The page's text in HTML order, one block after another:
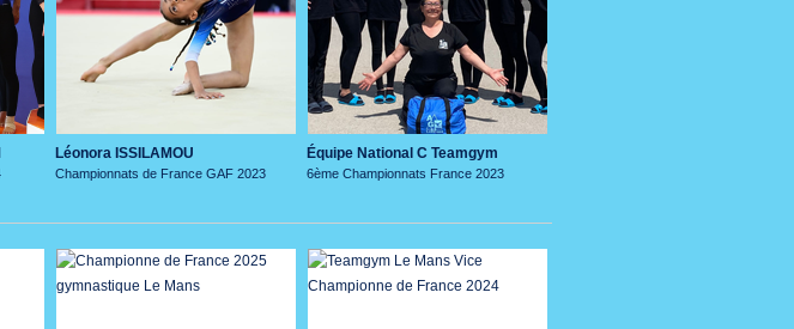
Léonora ISSILAMOU
Championnats de France GAF 2023
Équipe National C Teamgym
6ème Championnats France 2023